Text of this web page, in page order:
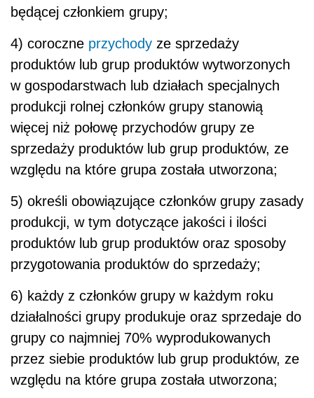
będącej członkiem grupy;
4) coroczne przychody ze sprzedaży
produktów lub grup produktów wytworzonych
w gospodarstwach lub działach specjalnych
produkcji rolnej członków grupy stanowią
więcej niż połowę przychodów grupy ze
sprzedaży produktów lub grup produktów, ze
względu na które grupa została utworzona;
5) określi obowiązujące członków grupy zasady
produkcji, w tym dotyczące jakości i ilości
produktów lub grup produktów oraz sposoby
przygotowania produktów do sprzedaży;
6) każdy z członków grupy w każdym roku
działalności grupy produkuje oraz sprzedaje do
grupy co najmniej 70% wyprodukowanych
przez siebie produktów lub grup produktów, ze
względu na które grupa została utworzona;